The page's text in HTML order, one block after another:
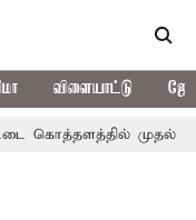
விளையாட்டு
முதல்